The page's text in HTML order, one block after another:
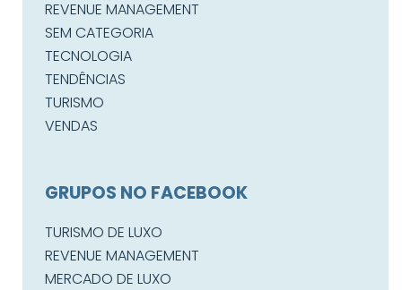
REVENUE MANAGEMENT
SEM CATEGORIA
TECNOLOGIA
TENDÊNCIAS
TURISMO
VENDAS
GRUPOS NO FACEBOOK
TURISMO DE LUXO
REVENUE MANAGEMENT
MERCADO DE LUXO